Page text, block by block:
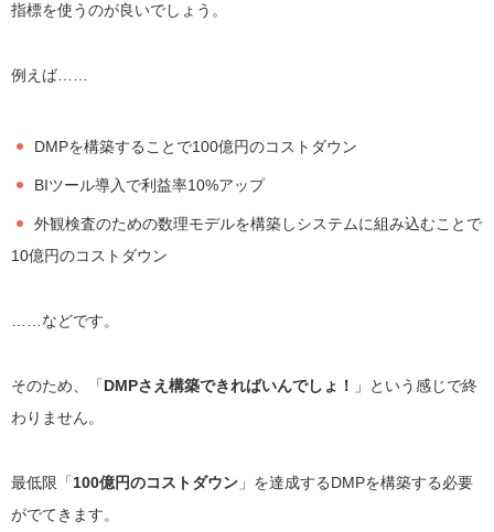
指標を使うのが良いでしょう。
例えば……
DMPを構築することで100億円のコストダウン
BIツール導入で利益率10%アップ
外観検査のための数理モデルを構築しシステムに組み込むことで
10億円のコストダウン
……などです。
そのため、「DMPさえ構築できればいんでしょ！
」という感じで終
わりません。
最低限「100億円のコストダウン 」を達成するDMPを構築する必要
がでてきます。